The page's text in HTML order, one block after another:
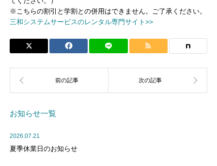
※こちらの割引と学割との併用はできません。ご了承ください。
三和システムサービスのレンタル専門サイト>>
お知らせ一覧
2026.07.21
夏季休業日のお知らせ